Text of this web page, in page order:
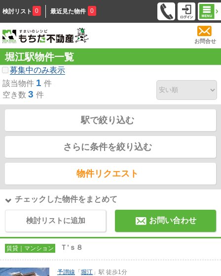
検討リスト 0 最近見た物件 0
お問合せ
堀江駅物件一覧
募集中のみ表示
該当物件 1 件
空き数 3 件
駅で絞り込む
さらに条件を絞り込む
物件リクエスト
チェックした物件をまとめて
検討リストに追加 お問い合わせ
賃貸｜マンション Ｔ’ｓ８
予讃線 「 堀江 」駅 徒歩1分